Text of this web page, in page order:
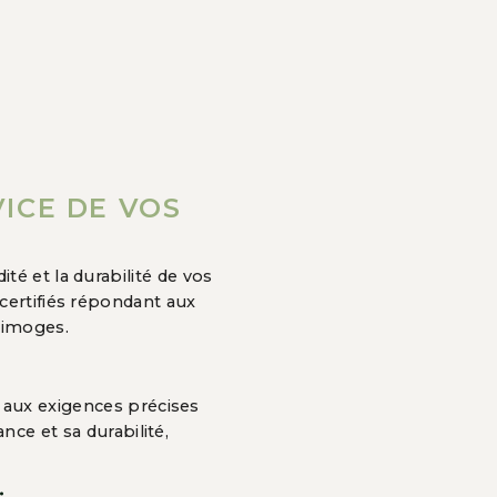
DE VOS
et la durabilité de vos
répondant aux
exigences précises
et sa durabilité,